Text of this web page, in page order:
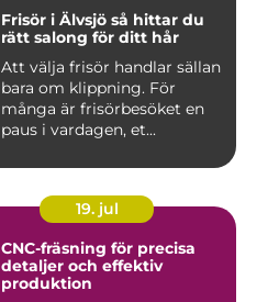
Frisör i Älvsjö så hittar du
rätt salong för ditt hår
Att välja frisör handlar sällan
bara om klippning. För
många är frisörbesöket en
paus i vardagen, et...
19. jul
CNC-fräsning för precisa
detaljer och effektiv
produktion